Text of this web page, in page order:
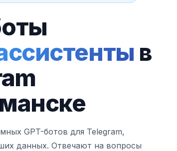
в
GPT-ботов для Telegram,
данных. Отвечают на вопросы